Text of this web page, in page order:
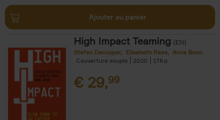
Ajouter au panier
High Impact Teaming (EN)
Stefan Decuyper Elisabeth Raes
Anne Boon
Couverture souple
2020 176
€ 29,99